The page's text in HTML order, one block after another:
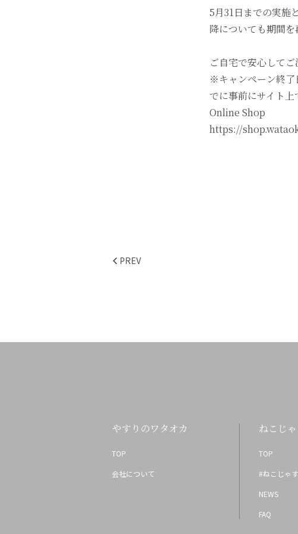
5月31日までの実施
降についても期間を
ご自宅で安心して
※キャンペーン終了
でに事前にサイト上
Online Shop
https://
PREV
やすりのワタオカ
TOP
会社について
ねこじ
TOP
#ねこじゃ
NEWS
FAQ